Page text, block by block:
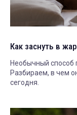
Как заснуть в
Необычный способ
Разбираем, в чем
сегодня.